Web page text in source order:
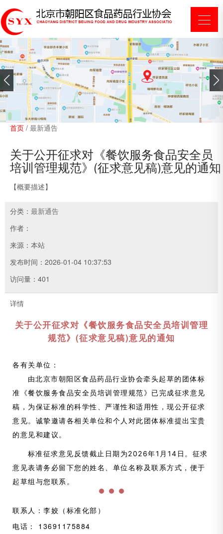
首页 / 最新通告
关于公开征求对《餐饮服务食品安全员
培训管理规范》(征求意见稿)意见的通知
【概要描述】
分类： 最新通告
作者：
来源：本站
发布时间： 2026-01-04 10:37:53
访问量： 401
详情
关于公开征求对《餐饮服务食品安全员培训管理
规范》(征求意见稿)意见的通知
各有关单位：
由北京市朝阳区食品药品行业协会牵头起草的团体标
准《餐饮服务食品安全员培训管理规范》已完成征求意见
稿，为保证标准的科学性、严谨性和适用性，现公开征求
意见。诚挚邀请各相关单位和个人对此团体标准提出宝贵
的意见和建议。
标准征求意见反馈截止日期为2026年1月14日。征求
意见表请务必留下您的姓名、单位名称及联系方式，便于
起草组与您联系。
联系人：李姣（标准化部）
电话： 13691175884